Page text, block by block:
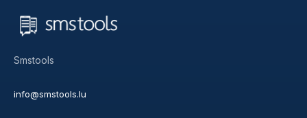
Smstools
info@smstools.lu